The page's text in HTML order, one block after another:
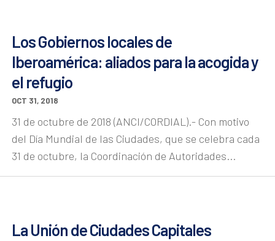
Los Gobiernos locales de
Iberoamérica: aliados para la acogida y
el refugio
OCT 31, 2018
31 de octubre de 2018 (ANCI/CORDIAL).- Con motivo
del Día Mundial de las Ciudades, que se celebra cada
31 de octubre, la Coordinación de Autoridades...
La Unión de Ciudades Capitales